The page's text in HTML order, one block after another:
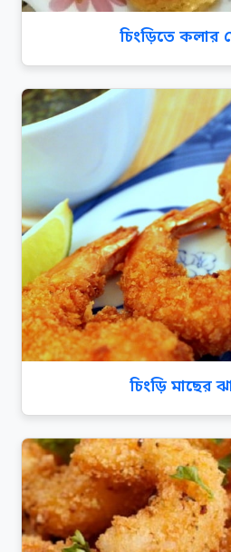
চিংড়িতে কলার
চিংড়ি মাছের